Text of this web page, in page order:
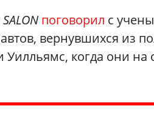
SALON поговорил с
вернувшихся из
Уилльямс, когда они